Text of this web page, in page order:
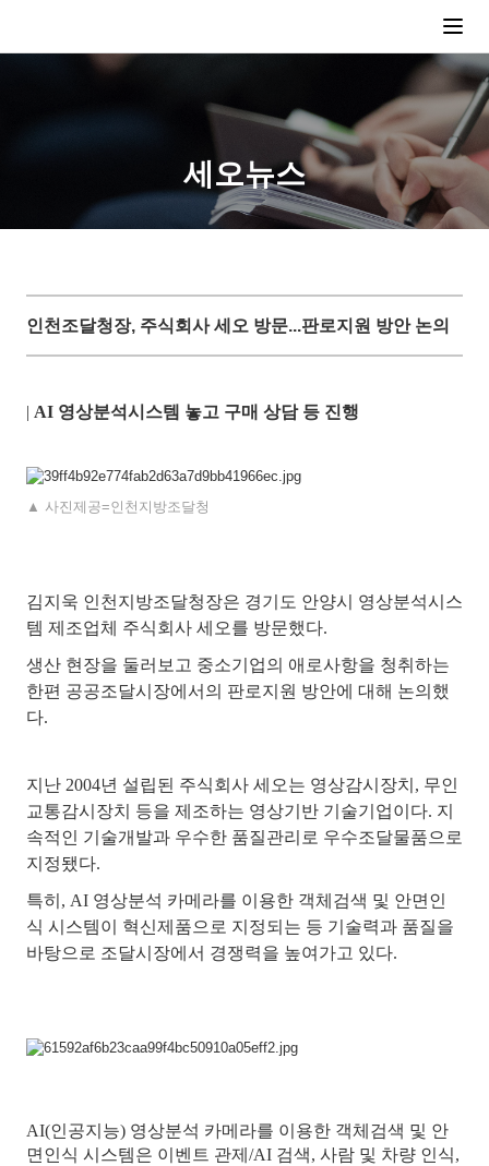
세오뉴스
인천조달청장, 주식회사 세오 방문...판로지원 방안 논의
| AI 영상분석시스템 놓고 구매 상담 등 진행
▲ 사진제공=인천지방조달청
김지욱 인천지방조달청장은 경기도 안양시 영상분석시스
템 제조업체 주식회사 세오를 방문했다.
생산 현장을 둘러보고 중소기업의 애로사항을 청취하는
한편 공공조달시장에서의 판로지원 방안에 대해 논의했
다.
지난 2004년 설립된 주식회사 세오는 영상감시장치, 무인
교통감시장치 등을 제조하는 영상기반 기술기업이다. 지
속적인 기술개발과 우수한 품질관리로 우수조달물품으로
지정됐다.
특히, AI 영상분석 카메라를 이용한 객체검색 및 안면인
식 시스템이 혁신제품으로 지정되는 등 기술력과 품질을
바탕으로 조달시장에서 경쟁력을 높여가고 있다.
AI(인공지능) 영상분석 카메라를 이용한 객체검색 및 안
면인식 시스템은 이벤트 관제/AI 검색, 사람 및 차량 인식,